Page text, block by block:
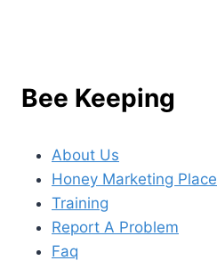
Bee Keeping
About Us
Honey Marketing Place
Training
Report A Problem
Faq